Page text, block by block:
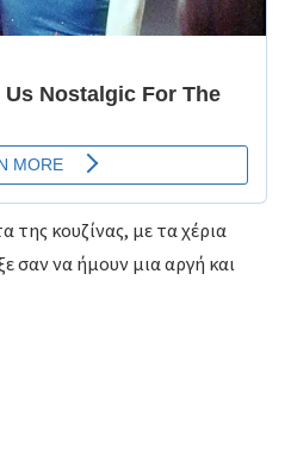
κουζίνας, με τα χέρια
σαν να ήμουν μια αργή και